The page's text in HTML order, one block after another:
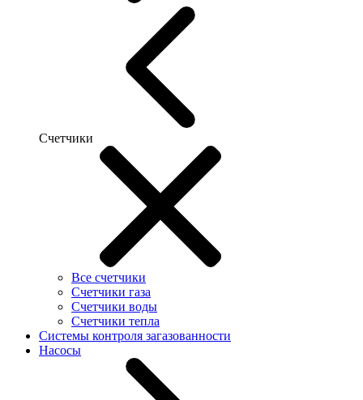
Счетчики
Все счетчики
Счетчики газа
Счетчики воды
Счетчики тепла
Системы контроля загазованности
Насосы